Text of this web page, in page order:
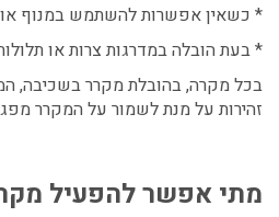
* כשאין אפשרות להשתמש במנוף או
* בעת הובלה במדרגות צרות או
בכל מקרה, בהובלת מקרר בשכיבה,
זהירות על מנת לשמור על המקרר
מתי אפשר להפעיל